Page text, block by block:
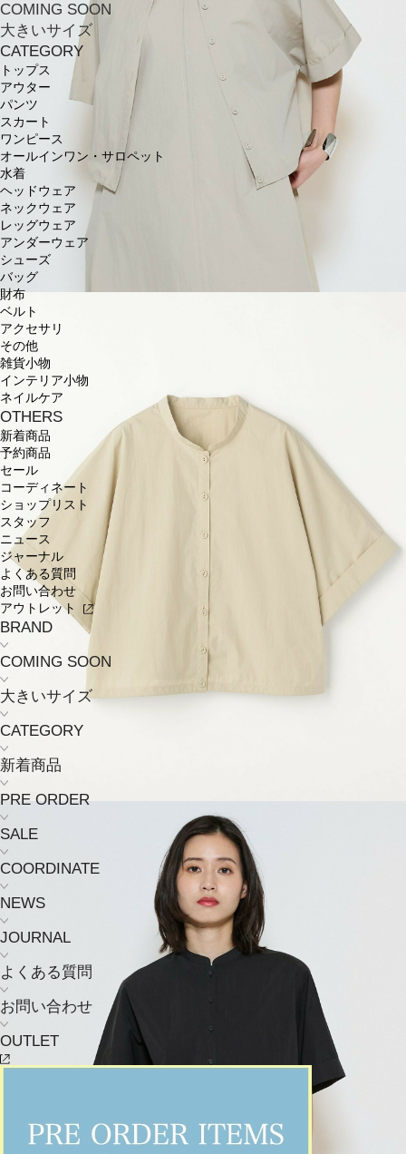
COMING SOON
大きいサイズ
CATEGORY
トップス
アウター
パンツ
スカート
ワンピース
オールインワン・サロペット
水着
ヘッドウェア
ネックウェア
レッグウェア
アンダーウェア
シューズ
バッグ
財布
ベルト
アクセサリ
その他
雑貨小物
インテリア小物
ネイルケア
OTHERS
新着商品
予約商品
セール
コーディネート
ショップリスト
スタッフ
ニュース
ジャーナル
よくある質問
お問い合わせ
アウトレット
BRAND
COMING SOON
大きいサイズ
CATEGORY
新着商品
PRE ORDER
SALE
COORDINATE
NEWS
JOURNAL
よくある質問
お問い合わせ
OUTLET